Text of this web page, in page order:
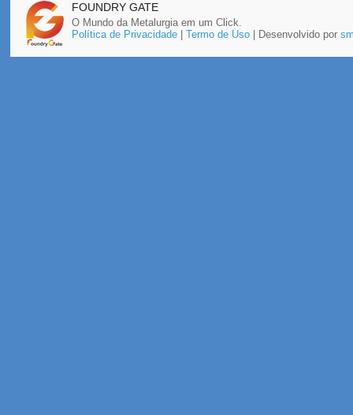
FOUNDRY GATE
O Mundo da Metalurgia em um Click.
Política de Privacidade| Termo de Uso| Desenvolvido por